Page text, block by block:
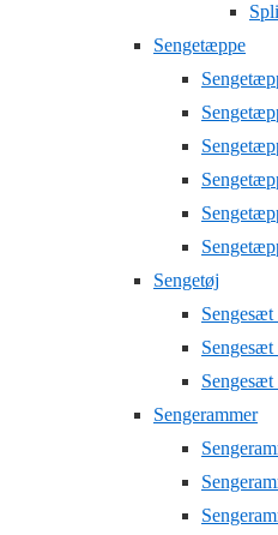
Sengetæppe
Sengetøj
Sengerammer